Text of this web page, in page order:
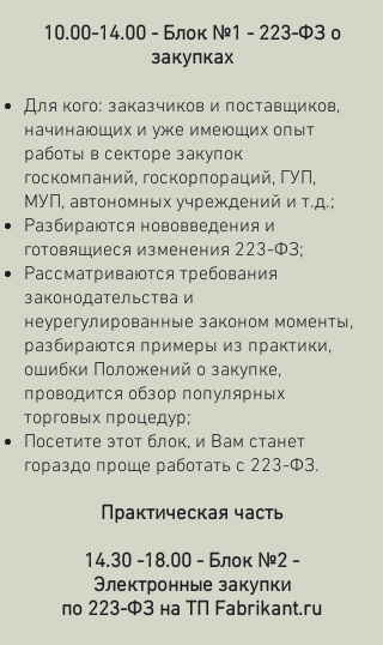
10.00-14.00- Блок №1 - 223-ФЗ о
закупках
Для кого: заказчиков и поставщиков,
начинающих и уже имеющих опыт
работы в секторе закупок
госкомпаний, госкорпораций, ГУП,
МУП, автономных учреждений и т.д.;
Разбираются нововведения и
готовящиеся изменения 223-ФЗ;
Рассматриваются требования
законодательства и
неурегулированные законом моменты,
разбираются примеры из практики,
ошибки Положений о закупке,
проводится обзор популярных
торговых процедур;
Посетите этот блок, и Вам станет
гораздо проще работать с 223-ФЗ.
Практическая часть
14.30 -18.00 - Блок №2 -
Электронные закупки
по 223-ФЗ на ТП Fabrikant.ru